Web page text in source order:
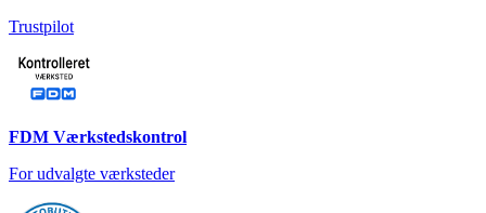
Trustpilot
FDM Værkstedskontrol
For udvalgte værksteder